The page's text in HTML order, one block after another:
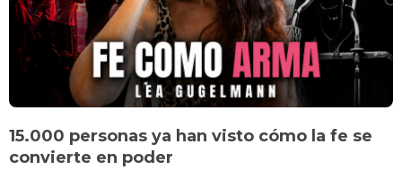
15.000 personas ya han visto cómo la fe se
convierte en poder